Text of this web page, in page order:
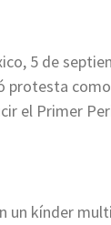
5 de
protesta
el Primer
un kínder